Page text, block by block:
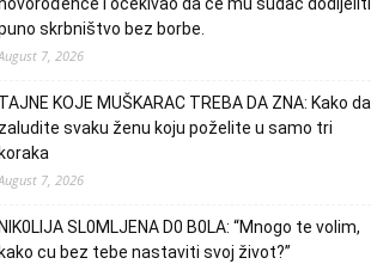
skrbništvo bez borbe.
7, 2026
TAJNE KOJE MUŠKARAC TREBA DA ZNA: Kako da
zaludite svaku ženu koju poželite u samo tri
koraka
7, 2026
NlK0LlJA SL0MLJENA D0 B0LA: “Mnogo te volim,
kako cu bez tebe nastaviti svoj život?”